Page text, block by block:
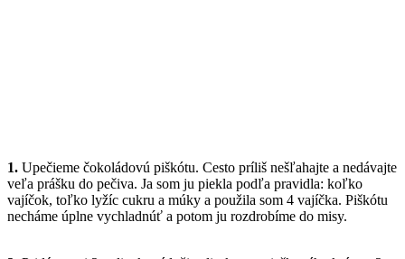
1. Upečieme čokoládovú piškótu. Cesto príliš nešľahajte a nedávajte
veľa prášku do pečiva. Ja som ju piekla podľa pravidla: koľko
vajíčok, toľko lyžíc cukru a múky a použila som 4 vajíčka. Piškótu
necháme úplne vychladnúť a potom ju rozdrobíme do misy.